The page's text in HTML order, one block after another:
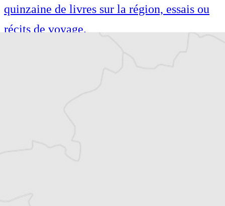
quinzaine de livres sur la région, essais ou
récits de voyage.